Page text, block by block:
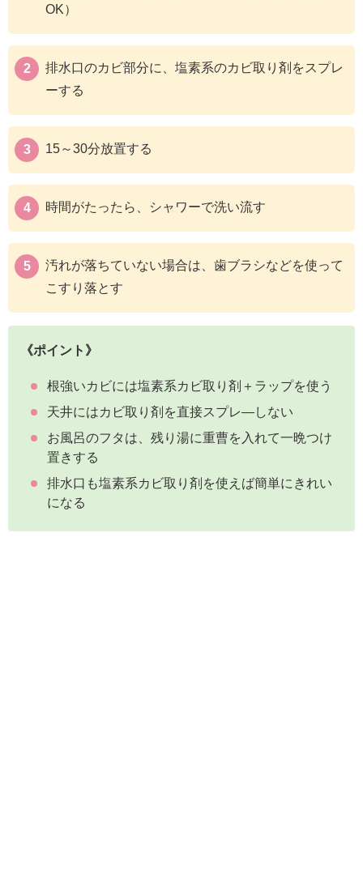
OK）
排水口のカビ部分に、塩素系のカビ取り剤をスプレ
ーする
15～30分放置する
時間がたったら、シャワーで洗い流す
汚れが落ちていない場合は、歯ブラシなどを使って
こすり落とす
《ポイント》
根強いカビには塩素系カビ取り剤＋ラップを使う
天井にはカビ取り剤を直接スプレ―しない
お風呂のフタは、残り湯に重曹を入れて一晩つけ
置きする
排水口も塩素系カビ取り剤を使えば簡単にきれい
になる